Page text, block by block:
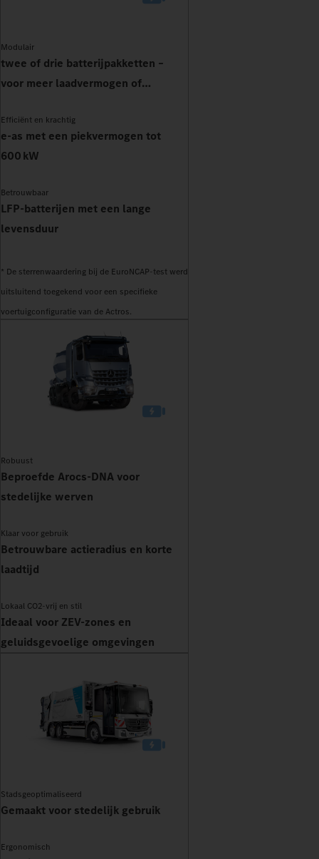
Modulair
twee of drie batterijpakketten –
voor meer laadvermogen of
Efficiënt en krachtig
e-as met een piekvermogen tot
600 kW
Betrouwbaar
LFP-batterijen met een lange
levensduur
* De sterrenwaardering bij de EuroNCAP-test werd
uitsluitend toegekend voor een specifieke
voertuigconfiguratie van de Actros.
Robuust
Beproefde Arocs-DNA voor
stedelijke werven
Klaar voor gebruik
Betrouwbare actieradius en korte
laadtijd
Lokaal CO2-vrij en stil
Ideaal voor ZEV-zones en
geluidsgevoelige omgevingen
Stadsgeoptimaliseerd
Gemaakt voor stedelijk gebruik
Ergonomisch